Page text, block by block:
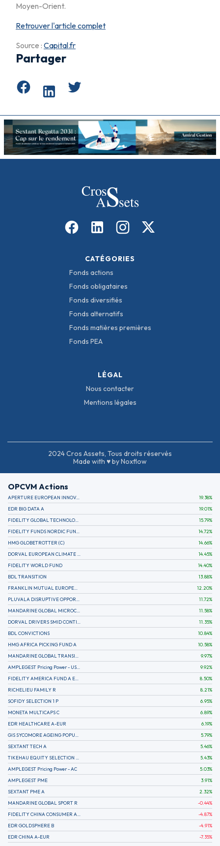
Moyen-Orient.
Retrouver l'article complet
Source : Capital.fr
Partager
CATÉGORIES
Fonds actions
Fonds obligataires
Fonds diversifiés
Fonds alternatifs
Fonds matières premières
Fonds PEA
LÉGAL
Nous contacter
Mentions légales
2024 Cros Assets, Tous droits réservés
Made with ♥ by Noxflow
OPCVM Actions
APERTURE EUROPEAN INNOVATION 19.38%
EDR BIG DATA A
19.01%
15.79%
14.72%
HMG GLOBETROTTER (C)
14.66%
14.45%
FIDELITY WORLD FUND
14.40%
BDL TRANSITION
13.88%
12.20%
11.72%
11.58%
11.35%
BDL CONVICTIONS
10.84%
HMG AFRICA PICKING FUND A
10.58%
9.97%
9.92%
8.50%
RICHELIEU FAMILY R
8.21%
SOFIDY SELECTION 1 P
6.95%
MONETA MULTICAPS C
6.89%
EDR HEALTHCARE A-EUR
6.19%
5.79%
SEXTANT TECH A
5.46%
5.43%
AMPLEGEST Pricing Power - AC
5.03%
AMPLEGEST PME
3.91%
SEXTANT PME A
2.32%
MANDARINE GLOBAL SPORT R
-0.44%
-4.87%
EDR GOLDSPHERE B
-4.91%
EDR CHINA A-EUR
-7.35%